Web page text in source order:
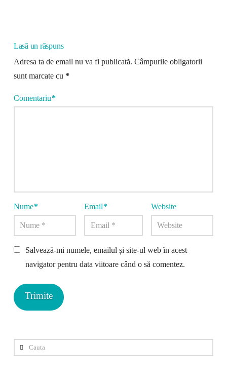
Lasă un răspuns
Adresa ta de email nu va fi publicată. Câmpurile obligatorii
sunt marcate cu *
Comentariu*
Nume* Email* Website
Salvează-mi numele, emailul și site-ul web în acest
navigator pentru data viitoare când o să comentez.
Cauta